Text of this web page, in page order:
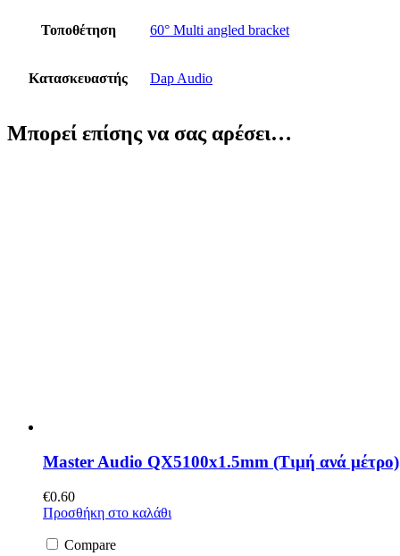
Τοποθέτηση 60° Multi angled bracket
Κατασκευαστής Dap Audio
Μπορεί επίσης να σας αρέσει…
Master Audio QX5100x1.5mm (Τιμή ανά μέτρο)
€0.60
Προσθήκη στο καλάθι
Compare